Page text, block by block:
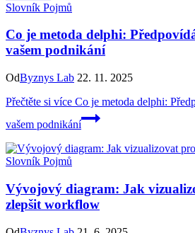
Slovník Pojmů
Co je metoda delphi:
vašem podnikání
OdByznys Lab 22. 11. 2025
Přečtěte si více Co je metoda delphi:
vašem podnikání
Slovník Pojmů
Vývojový diagram: Jak
zlepšit workflow